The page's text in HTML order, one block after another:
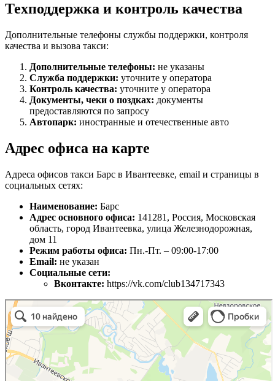
Техподдержка и контроль качества
Дополнительные телефоны службы поддержки, контроля
качества и вызова такси:
Дополнительные телефоны: не указаны
Служба поддержки: уточните у оператора
Контроль качества: уточните у оператора
Документы, чеки о поздках: документы
предоставляются по запросу
Автопарк: иностранные и отечественные авто
Адрес офиса на карте
Адреса офисов такси Барс в Ивантеевке, email и страницы в
социальных сетях:
Наименование: Барс
Адрес основного офиса: 141281, Россия, Московская
область, город Ивантеевка, улица Железнодорожная,
дом 11
Режим работы офиса: Пн.-Пт. – 09:00-17:00
Email: не указан
Социальные сети:
Вконтакте: https://vk.com/club134717343